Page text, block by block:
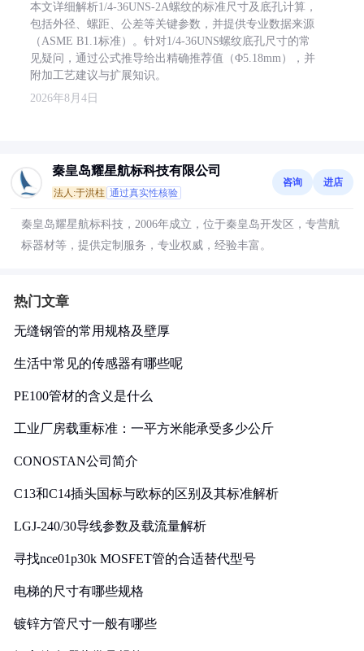
本文详细解析1/4-36UNS-2A螺纹的标准尺寸及底孔计算，
包括外径、螺距、公差等关键参数，并提供专业数据来源
（ASME B1.1标准）。针对1/4-36UNS螺纹底孔尺寸的常
见疑问，通过公式推导给出精确推荐值（Φ5.18mm），并
附加工艺建议与扩展知识。
2026年8月4日
秦皇岛耀星航标科技有限公司
法人:于洪柱 通过真实性核验
咨询 进店
秦皇岛耀星航标科技，2006年成立，位于秦皇岛开发区，专营航
标器材等，提供定制服务，专业权威，经验丰富。
热门文章
无缝钢管的常用规格及壁厚
生活中常见的传感器有哪些呢
PE100管材的含义是什么
工业厂房载重标准：一平方米能承受多少公斤
CONOSTAN公司简介
C13和C14插头国标与欧标的区别及其标准解析
LGJ-240/30导线参数及载流量解析
寻找nce01p30k MOSFET管的合适替代型号
电梯的尺寸有哪些规格
镀锌方管尺寸一般有哪些